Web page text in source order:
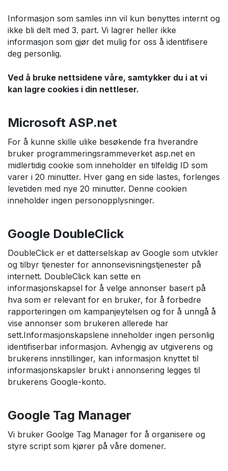
Informasjon som samles inn vil kun benyttes internt og
ikke bli delt med 3. part. Vi lagrer heller ikke
informasjon som gjør det mulig for oss å identifisere
deg personlig.
Ved å bruke nettsidene våre, samtykker du i at vi
kan lagre cookies i din nettleser.
Microsoft ASP.net
For å kunne skille ulike besøkende fra hverandre
bruker programmeringsrammeverket asp.net en
midlertidig cookie som inneholder en tilfeldig ID som
varer i 20 minutter. Hver gang en side lastes, forlenges
levetiden med nye 20 minutter. Denne cookien
inneholder ingen personopplysninger.
Google DoubleClick
DoubleClick er et datterselskap av Google som utvkler
og tilbyr tjenester for annonsevisningstjenester på
internett. DoubleClick kan sette en
informasjonskapsel for å velge annonser basert på
hva som er relevant for en bruker, for å forbedre
rapporteringen om kampanjeytelsen og for å unngå å
vise annonser som brukeren allerede har
sett.Informasjonskapslene inneholder ingen personlig
identifiserbar informasjon. Avhengig av utgiverens og
brukerens innstillinger, kan informasjon knyttet til
informasjonskapsler brukt i annonsering legges til
brukerens Google-konto.
Google Tag Manager
Vi bruker Goolge Tag Manager for å organisere og
styre script som kjører på våre domener.